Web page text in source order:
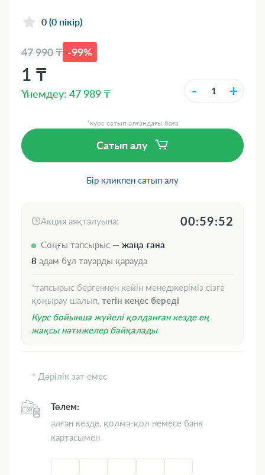
0 (0 пікір)
47 990 ₸ -99%
1 ₸
Үнемдеу: 47 989 ₸ - +
*курс сатып алғандағы баға
Сатып алу
Бір кликпен сатып алу
Акция аяқталуына: 00:59:51
Соңғы тапсырыс — жаңа ғана
8 адам бұл тауарды қарауда
*тапсырыс бергеннен кейін менеджеріміз сізге
қоңырау шалып, тегін кеңес береді
Курс бойынша жүйелі қолданған кезде ең
жақсы нәтижелер байқалады
* Дәрілік зат емес
Төлем:
алған кезде, қолма-қол немесе банк
картасымен